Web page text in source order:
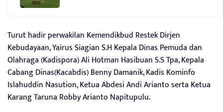
Turut hadir perwakilan Kemendikbud Restek Dirjen
Kebudayaan, Yairus Siagian S.H Kepala Dinas Pemuda dan
Olahraga (Kadispora) Ali Hotman Hasibuan S.S Tpa, Kepala
Cabang Dinas(Kacabdis) Benny Damanik, Kadis Kominfo
Islahuddin Nasution, Ketua Abdesi Andi Arianto serta Ketua
Karang Taruna Robby Arianto Napitupulu.